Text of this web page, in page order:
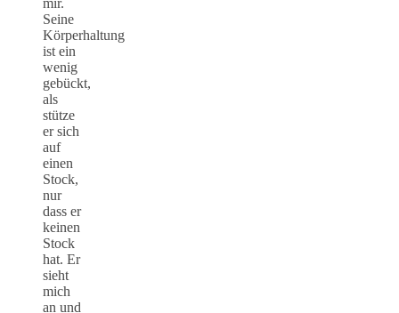
Seine
Körperhaltung
ist ein
wenig
gebückt,
als
stütze
er sich
auf
einen
Stock,
nur
dass er
keinen
Stock
hat. Er
sieht
mich
an und